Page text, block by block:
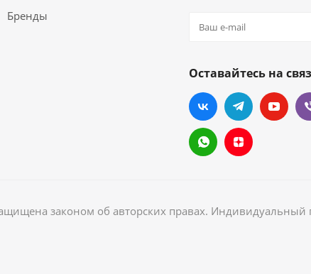
Бренды
Оставайтесь на
законом об авторских правах.